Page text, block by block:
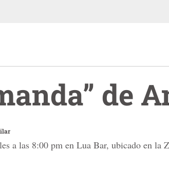
de
a las 8:00 pm en Lua Bar, ubicado en la